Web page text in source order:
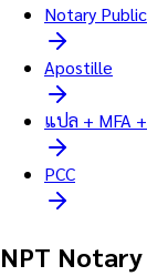
Notary Public
Apostille
แปล + MFA
PCC
NPT